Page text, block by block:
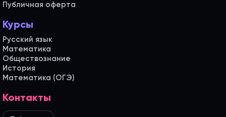
Публичная оферта
Курсы
Русский язык
Математика
Обществознание
История
Математика (ОГЭ)
Контакты